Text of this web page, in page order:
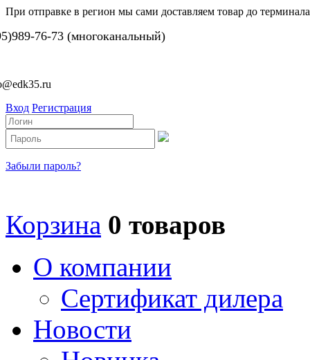
При отправке в регион мы сами доставляем товар до
76-73 (многоканальный)
Вход Регистрация
Забыли пароль?
Корзина 0 товаров
О компании
Сертификат дилера
Новости